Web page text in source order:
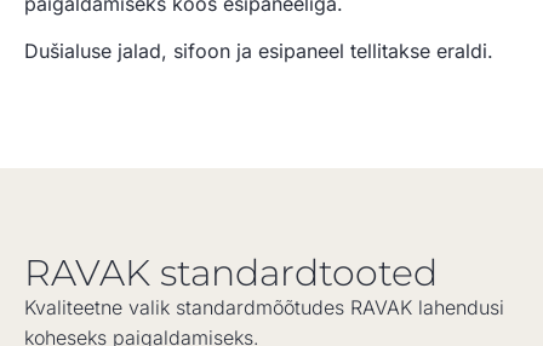
Dušialuse jalad, sifoon ja esipaneel tellitakse eraldi.
RAVAK standardtooted
Kvaliteetne valik standardmõõtudes RAVAK lahendusi
koheseks paigaldamiseks.